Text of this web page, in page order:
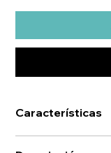
Características